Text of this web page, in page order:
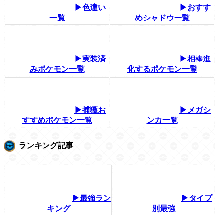
▶色違い
一覧
▶おすす
めシャドウ一覧
▶実装済
みポケモン一覧
▶相棒進
化するポケモン一覧
▶捕獲お
すすめポケモン一覧
▶メガシ
ンカ一覧
ランキング記事
▶最強ラン
キング
▶タイプ
別最強